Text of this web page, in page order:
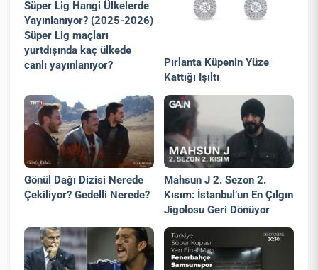
Süper Lig Hangi Ülkelerde
Yayınlanıyor? (2025-2026)
Süper Lig maçları
yurtdışında kaç ülkede
canlı yayınlanıyor?
Pırlanta Küpenin Yüze
Kattığı Işıltı
Gönül Dağı Dizisi Nerede
Çekiliyor? Gedelli Nerede?
Mahsun J 2. Sezon 2.
Kısım: İstanbul’un En Çılgın
Jigolosu Geri Dönüyor